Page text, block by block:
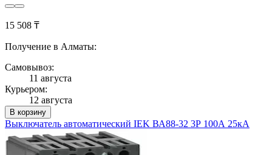
15 508 ₸
Получение в Алматы:
Самовывоз:
11 августа
Курьером:
12 августа
В корзину
Выключатель автоматический IEK ВА88-32 3Р 100А 25кА